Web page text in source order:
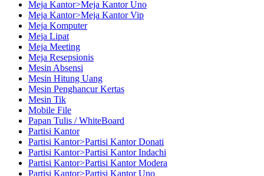
Meja Kantor>Meja Kantor Uno
Meja Kantor>Meja Kantor Vip
Meja Komputer
Meja Lipat
Meja Meeting
Meja Resepsionis
Mesin Absensi
Mesin Hitung Uang
Mesin Penghancur Kertas
Mesin Tik
Mobile File
Papan Tulis / WhiteBoard
Partisi Kantor
Partisi Kantor>Partisi Kantor Donati
Partisi Kantor>Partisi Kantor Indachi
Partisi Kantor>Partisi Kantor Modera
Partisi Kantor>Partisi Kantor Uno